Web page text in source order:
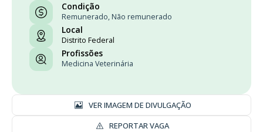
Condição
Remunerado, Não remunerado
Local
Distrito Federal
Profissões
Medicina Veterinária
VER IMAGEM DE DIVULGAÇÃO
REPORTAR VAGA